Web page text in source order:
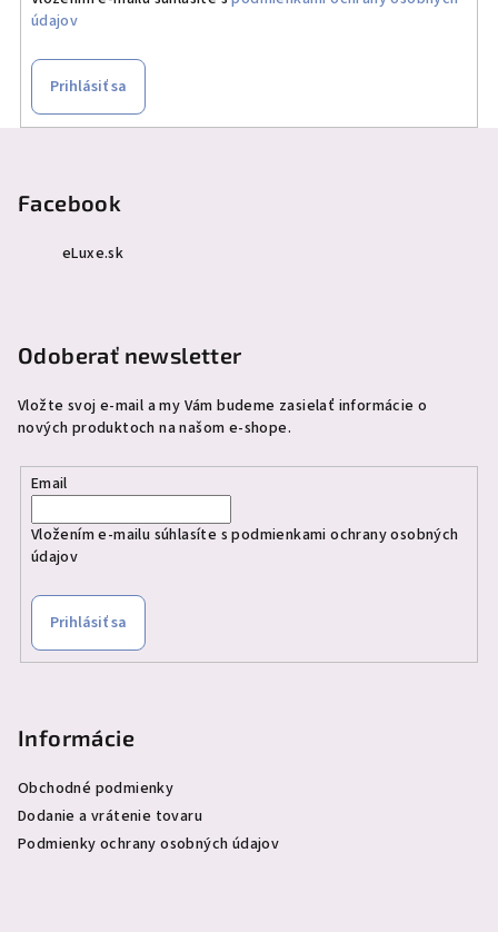
údajov
Prihlásiť sa
Facebook
eLuxe.sk
Odoberať newsletter
Vložte svoj e-mail a my Vám budeme zasielať informácie o
nových produktoch na našom e-shope.
Email
Vložením e-mailu súhlasíte spodmienkami ochrany osobných
údajov
Prihlásiť sa
Informácie
Obchodné podmienky
Dodanie a vrátenie tovaru
Podmienky ochrany osobných údajov